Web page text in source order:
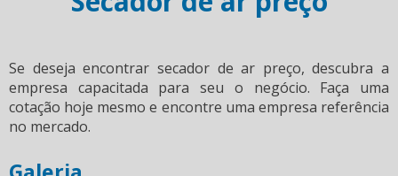
Se deseja encontrar secador de ar preço, descubra a
empresa capacitada para seu o negócio. Faça uma
cotação hoje mesmo e encontre uma empresa referência
no mercado.